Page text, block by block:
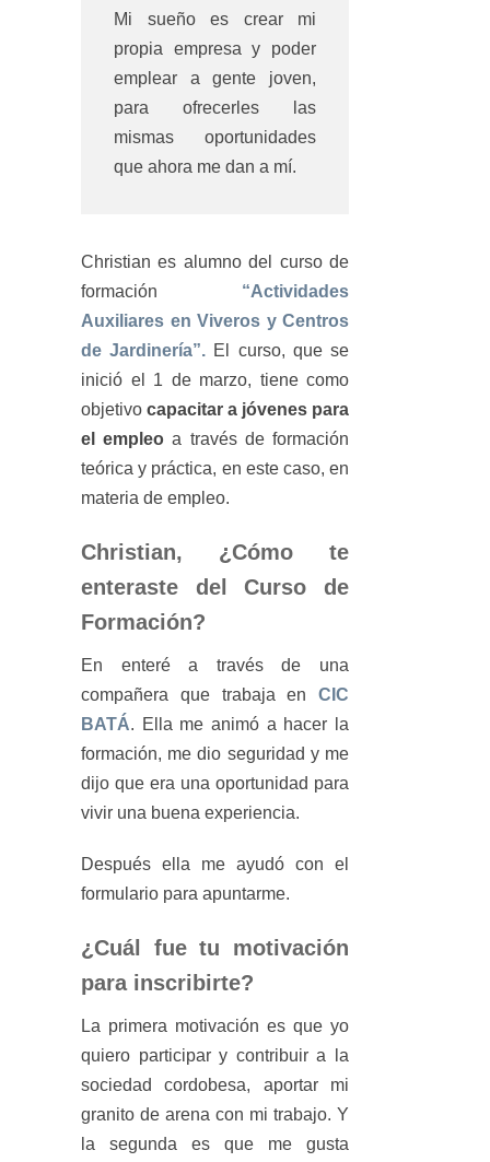
Mi sueño es crear mi
propia empresa y poder
emplear a gente joven,
para ofrecerles las
mismas oportunidades
que ahora me dan a mí.
Christian es alumno del curso de
formación “Actividades
Auxiliares en Viveros y Centros
de Jardinería”. El curso, que se
inició el 1 de marzo, tiene como
objetivo capacitar a jóvenes para
el empleo a través de formación
teórica y práctica, en este caso, en
materia de empleo.
Christian, ¿Cómo te
enteraste del Curso de
Formación?
En enteré a través de una
compañera que trabaja en CIC
BATÁ. Ella me animó a hacer la
formación, me dio seguridad y me
dijo que era una oportunidad para
vivir una buena experiencia.
Después ella me ayudó con el
formulario para apuntarme.
¿Cuál fue tu motivación
para inscribirte?
La primera motivación es que yo
quiero participar y contribuir a la
sociedad cordobesa, aportar mi
granito de arena con mi trabajo. Y
la segunda es que me gusta